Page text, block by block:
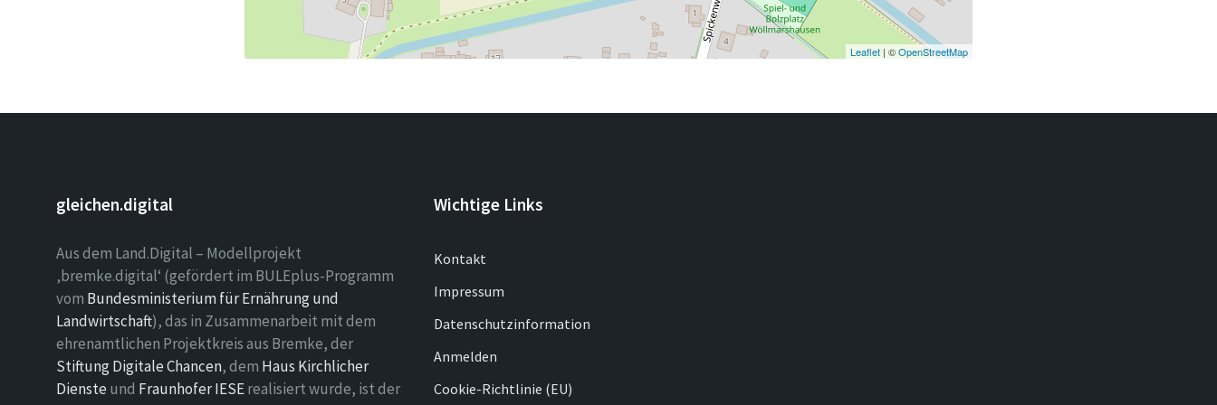
Leaflet| ©OpenStreetMap
gleichen.digital
Aus dem Land.Digital – Modellprojekt
‚bremke.digital‘ (gefördert im BULEplus-Programm
vom Bundesministerium für Ernährung und
Landwirtschaft), das in Zusammenarbeit mit dem
ehrenamtlichen Projektkreis aus Bremke, der
Stiftung Digitale Chancen, dem Haus Kirchlicher
Dienste und Fraunhofer IESErealisiert wurde, ist der
Wichtige Links
Kontakt
Impressum
Datenschutzinformation
Anmelden
Cookie-Richtlinie (EU)